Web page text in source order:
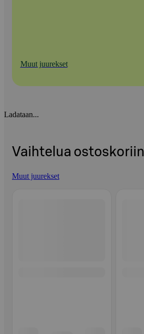
Muut juurekset
Ladataan...
Vaihtelua ostoskoriin
Muut juurekset